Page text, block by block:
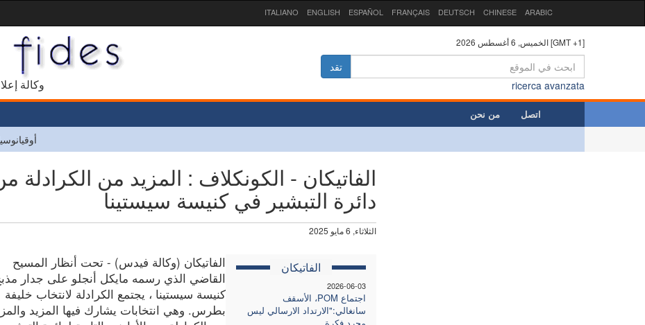
ITALIANO ENGLISH ESPAÑOL FRANÇAIS DEUTSCH CHINESE ARABIC
1927 وكالة
الخميس, 6 أغسطس 2026 [GMT +1]
تقد
ricerca avanzata
من نحن اتصل
الفاتيكان - الكونكلاف : المزيد من الكرادلة
دائرة التبشير في كنيسة سيستينا
الثلاثاء, 6 مايو 2025
الفاتيكان
2026-06-03
اجتماع POM، الأسقف
سانغالي:"الارتداد الارسالي ليس
الفاتيكان (وكالة فيدس) - تحت أنظار المسيح
القاضي الذي رسمه مايكل أنجلو على جدار
كنيسة سيستينا ، يجتمع الكرادلة لانتخاب خليفة
بطرس. وهي انتخابات يشارك فيها المزيد